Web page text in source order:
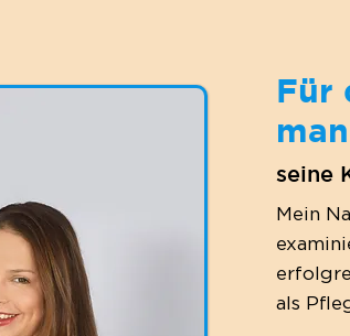
Für
seine
Mein
als